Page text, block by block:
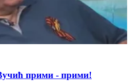
прими - прими!